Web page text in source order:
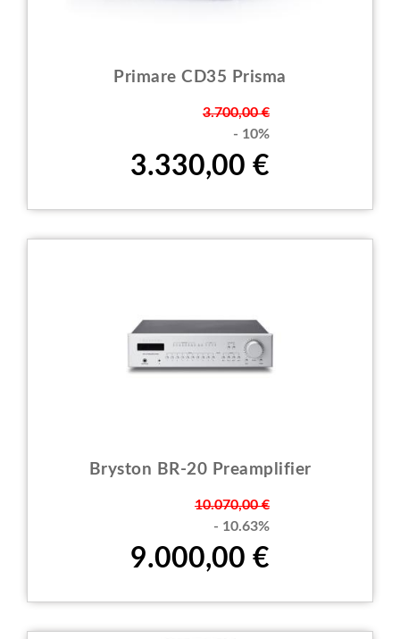
Primare CD35 Prisma
3.700,00 €
- 10%
3.330,00 €
Bryston BR-20 Preamplifier
10.070,00 €
- 10.63%
9.000,00 €